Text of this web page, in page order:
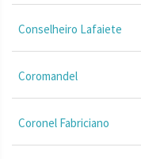
Conselheiro Lafaiete
Coromandel
Coronel Fabriciano